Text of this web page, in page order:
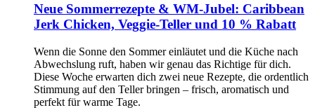
Neue Sommerrezepte & WM-Jubel: Caribbean
Jerk Chicken, Veggie-Teller und 10 % Rabatt
Wenn die Sonne den Sommer einläutet und die Küche nach
Abwechslung ruft, haben wir genau das Richtige für dich.
Diese Woche erwarten dich zwei neue Rezepte, die ordentlich
Stimmung auf den Teller bringen – frisch, aromatisch und
perfekt für warme Tage.